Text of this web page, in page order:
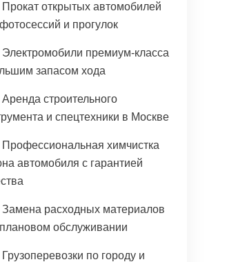
Прокат открытых автомобилей
и прогулок
Электромобили премиум-класса
запасом хода
Аренда строительного
и спецтехники в Москве
Профессиональная химчистка
автомобиля с гарантией
Замена расходных материалов
обслуживании
Грузоперевозки по городу и